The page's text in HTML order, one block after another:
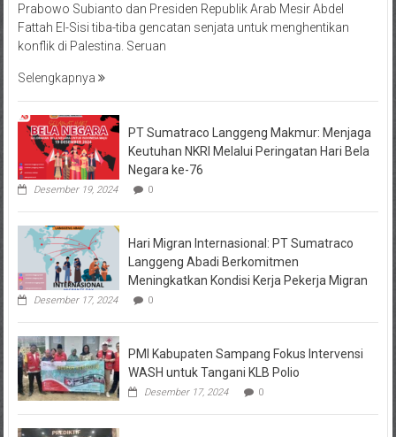
Prabowo Subianto dan Presiden Republik Arab Mesir Abdel
Fattah El-Sisi tiba-tiba gencatan senjata untuk menghentikan
konflik di Palestina. Seruan
Selengkapnya
PT Sumatraco Langgeng Makmur: Menjaga
Keutuhan NKRI Melalui Peringatan Hari Bela
Negara ke-76
Desember 19, 2024 0
Hari Migran Internasional: PT Sumatraco
Langgeng Abadi Berkomitmen
Meningkatkan Kondisi Kerja Pekerja Migran
Desember 17, 2024 0
PMI Kabupaten Sampang Fokus Intervensi
WASH untuk Tangani KLB Polio
Desember 17, 2024 0